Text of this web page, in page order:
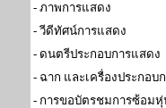
- ภาพการแสดง
- วีดีทัศน์การแสดง
- ดนตรีประกอบการแสดง
- ฉาก และเครื่องประกอบ
- การขอบัตรชมการซ้อมหุ่